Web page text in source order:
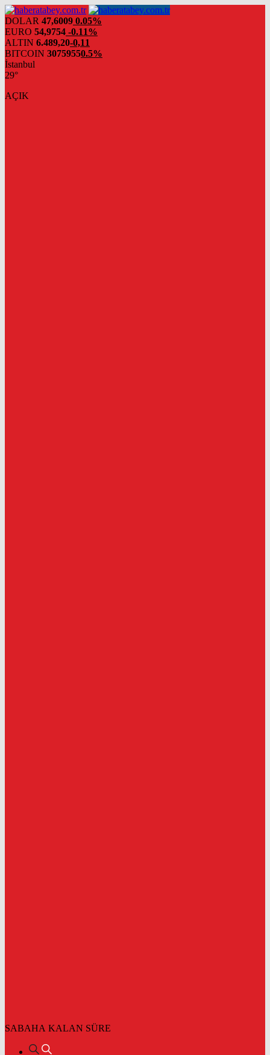
DOLAR 47,6009 0.05%
EURO 54,9754 -0.11%
ALTIN 6.489,20-0,11
BITCOIN 30759550.5%
İstanbul
29°
AÇIK
SABAHA KALAN SÜRE